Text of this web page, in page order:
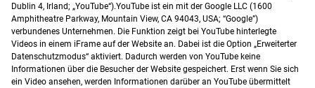
Dublin 4, Irland; „YouTube“).YouTube ist ein mit der Google LLC (1600
Amphitheatre Parkway, Mountain View, CA 94043, USA; “Google”)
verbundenes Unternehmen. Die Funktion zeigt bei YouTube hinterlegte
Videos in einem iFrame auf der Website an. Dabei ist die Option „Erweiterter
Datenschutzmodus“ aktiviert. Dadurch werden von YouTube keine
Informationen über die Besucher der Website gespeichert. Erst wenn Sie sich
ein Video ansehen, werden Informationen darüber an YouTube übermittelt